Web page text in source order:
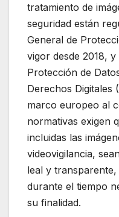
tratamiento de
seguridad están
General de
vigor desde 2018,
Protección de
Derechos Digitales
marco europeo al
normativas exigen
incluidas las
videovigilancia,
leal y
durante el tiempo
su finalidad.